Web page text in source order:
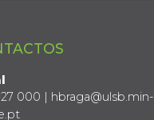
000 | hbraga@ulsb.min-